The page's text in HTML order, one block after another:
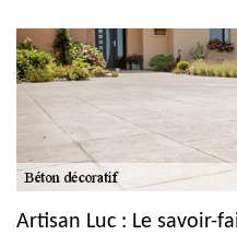
Artisan Luc : Le savoir-